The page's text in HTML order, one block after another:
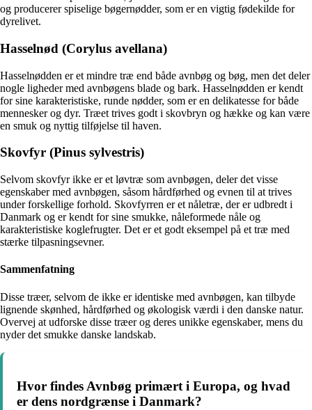
og producerer spiselige bøgernødder, som er en vigtig fødekilde for
dyrelivet.
Hasselnød (Corylus avellana)
Hasselnødden er et mindre træ end både avnbøg og bøg, men det deler
nogle ligheder med avnbøgens blade og bark. Hasselnødden er kendt
for sine karakteristiske, runde nødder, som er en delikatesse for både
mennesker og dyr. Træet trives godt i skovbryn og hække og kan være
en smuk og nyttig tilføjelse til haven.
Skovfyr (Pinus sylvestris)
Selvom skovfyr ikke er et løvtræ som avnbøgen, deler det visse
egenskaber med avnbøgen, såsom hårdførhed og evnen til at trives
under forskellige forhold. Skovfyrren er et nåletræ, der er udbredt i
Danmark og er kendt for sine smukke, nåleformede nåle og
karakteristiske koglefrugter. Det er et godt eksempel på et træ med
stærke tilpasningsevner.
Sammenfatning
Disse træer, selvom de ikke er identiske med avnbøgen, kan tilbyde
lignende skønhed, hårdførhed og økologisk værdi i den danske natur.
Overvej at udforske disse træer og deres unikke egenskaber, mens du
nyder det smukke danske landskab.
Hvor findes Avnbøg primært i Europa, og hvad
er dens nordgrænse i Danmark?